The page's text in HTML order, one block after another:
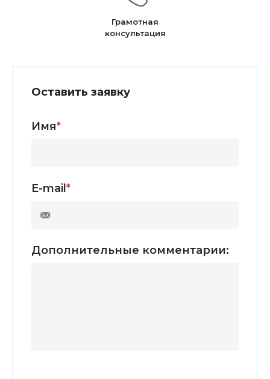
Грамотная
консультация
Оставить заявку
Имя*
E-mail *
Дополнительные комментарии: